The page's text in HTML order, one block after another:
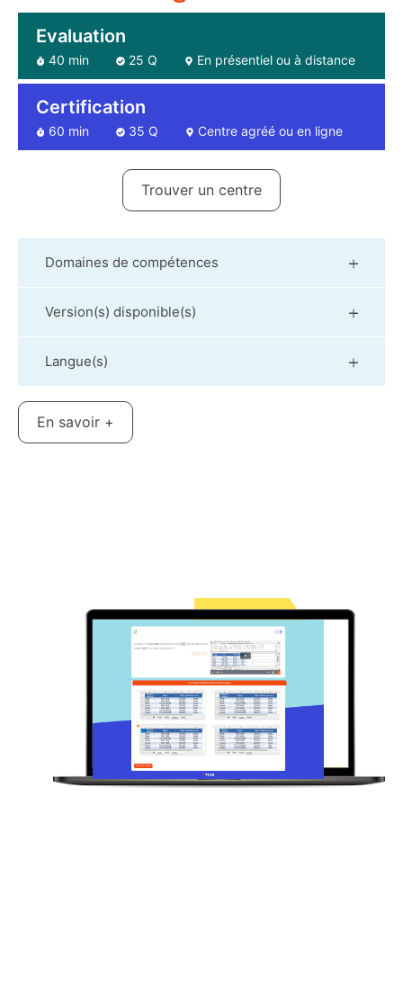
Evaluation
40 min 25 Q En présentiel ou à distance
Certification
60 min 35 Q Centre agréé ou en ligne
Trouver un centre
Domaines de compétences
Version(s) disponible(s)
Langue(s)
En savoir +